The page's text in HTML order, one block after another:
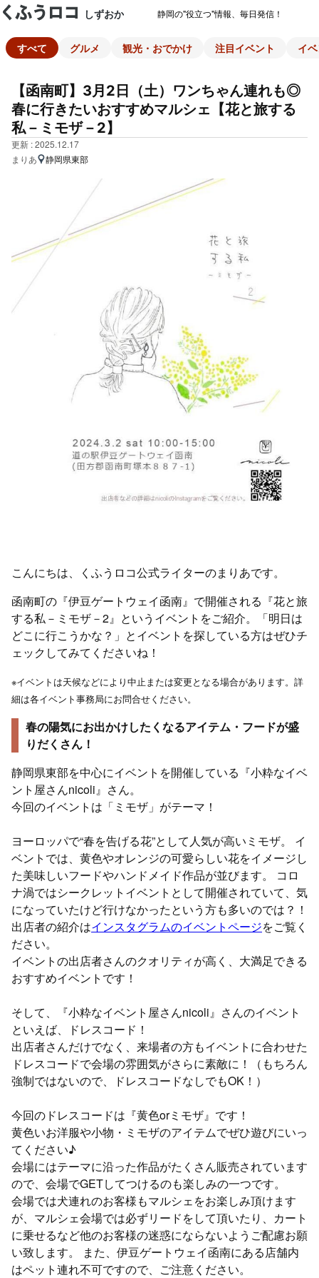
しずおか 静岡の"役立つ"情報、毎日発信！
すべて グルメ 観光・おでかけ 注目イベント イ
【函南町】3月2日（土）ワンちゃん連れも◎
春に行きたいおすすめマルシェ【花と旅する
私－ミモザ－2】
更新 : 2025.12.17
まりあ
静岡県東部
こんにちは、くふうロコ公式ライターのまりあです。
函南町の『伊豆ゲートウェイ函南』で開催される『花と旅
する私－ミモザ－2』というイベントをご紹介。「明日は
どこに行こうかな？」とイベントを探している方はぜひチ
ェックしてみてくださいね！
※イベントは天候などにより中止または変更となる場合があります。詳
細は各イベント事務局にお問合せください。
春の陽気にお出かけしたくなるアイテム・フードが盛
りだくさん！
静岡県東部を中心にイベントを開催している『小粋なイベ
ント屋さんnicoli』さん。
今回のイベントは「ミモザ」がテーマ！
ヨーロッパで“春を告げる花”として人気が高いミモザ。 イ
ベントでは、黄色やオレンジの可愛らしい花をイメージし
た美味しいフードやハンドメイド作品が並びます。 コロ
ナ渦ではシークレットイベントとして開催されていて、気
になっていたけど行けなかったという方も多いのでは？！
出店者の紹介はインスタグラムのイベントページをご覧く
ださい。
イベントの出店者さんのクオリティが高く、大満足できる
おすすめイベントです！
そして、『小粋なイベント屋さんnicoli』さんのイベント
といえば、ドレスコード！
出店者さんだけでなく、来場者の方もイベントに合わせた
ドレスコードで会場の雰囲気がさらに素敵に！（もちろん
強制ではないので、ドレスコードなしでもOK！）
今回のドレスコードは『黄色orミモザ』です！
黄色いお洋服や小物・ミモザのアイテムでぜひ遊びにいっ
てください♪
会場にはテーマに沿った作品がたくさん販売されています
ので、会場でGETしてつけるのも楽しみの一つです。
会場では犬連れのお客様もマルシェをお楽しみ頂けます
が、マルシェ会場では必ずリードをして頂いたり、カート
に乗せるなど他のお客様の迷惑にならないようご配慮お願
い致します。 また、伊豆ゲートウェイ函南にある店舗内
はペット連れ不可ですので、ご注意ください。